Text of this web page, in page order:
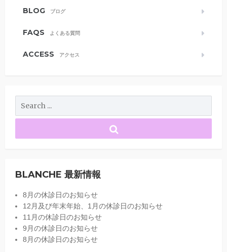
BLOG ブログ
FAQS よくある質問
ACCESS アクセス
BLANCHE 最新情報
8月の休診日のお知らせ
12月及び年末年始、1月の休診日のお知らせ
11月の休診日のお知らせ
9月の休診日のお知らせ
8月の休診日のお知らせ